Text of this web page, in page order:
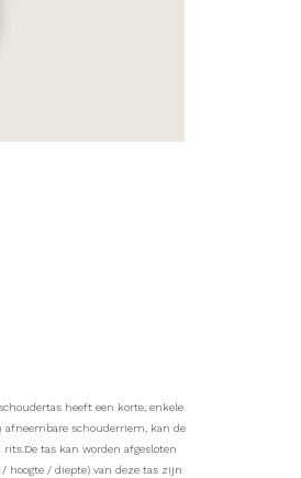
heeft een korte, enkele
afneembare schouderriem, kan de
tas kan worden afgesloten
hoogte / diepte) van deze tas zijn